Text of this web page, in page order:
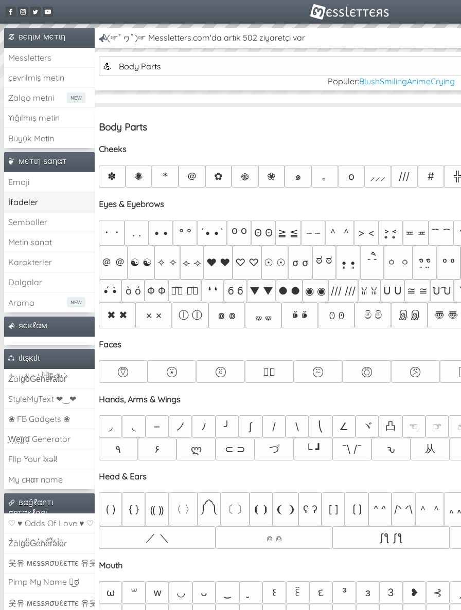
вєηιм мєтιη
Messletters
çevrilmiş metin
Zalgo metni
Yığılmış metin
Büyük Metin
мєтιη ѕαηαт
Emoji
İfadeler
Semboller
Metin sanat
Karakterler
Dalgalar
Arama
яєкℓαм
ιlιşкιlι
Z̾̽ảlg̀͐ͭ̽oͧG̀e̒̃nͪȅͪͫ̏̐r͌̑á͑t͌̑͛o̊r̓̐
StyleMyText ❤‿❤
❀ FB Gadgets ❀
͕͗W͕͕͗͗e͕͕͗͗i͕͕͗͗r͕͗d͕͗ Generator
Flip Your ʇxəʇ!
My cнαт name
вαğℓαηтı
σятαкℓαяı
♡ ♥ Odds Of Love ♥ ♡
Z̾ảlg̀͐oͧG̀e̒̃nȅ̐r͌̑á͑t͛o̊r
웃유 мєѕѕяσυℓєттє 유웃
Pimp My Name ಠ͜ಠ
웃유 мєѕѕяσυℓєттє 유웃
(☞ﾟヮﾟ)☞ Messletters.com'da artık 502 ziyaretçi var
💪
Body Parts
Popüler:BlushSmilingAnimeCrying
Body Parts
Cheeks
✽ ✺ * ＠ ✿ ֎ ❀ ๑ ｡ o ⸝⸝⸝ /// # ╬
Eyes & Eyebrows
・・ . . • • ° ° ´• •` ꧆ ꧆ ʘ ʘ ≧ ≦ – – ＾ ＾ > < ˃̣̣̥ ˂̣̣̥ ≖ ≖ ⁀ ⁀
＠ ＠ ☯ ☯ ✧ ✧ ⟣ ⟢ ♥ ♥ ♡ ♡ ☉ ☉ σ σ ಠ ಠ •͈ •͈ -ཻ -ཻ ㆁ ㆁ ᵒ̤̑ ᵒ̤̑ º º
•́ •̀ ò ó Φ Φ ꏿ᷅॓ ꏿ᷄॔ ❛ ❛ б б ▼ ▼ ● ● ◉ ◉ /// /// ꈍ ꈍ ᑌ ᑌ ≅ ≅ ͡U ͡U
✖ ✖
× × ⓛ ⓛ ៙ ៙ 🝦 🝦 ⁍̴̆ ⁍̴̆ ꏿ ꏿ මි මි இ இ 〠 〠
Faces
⍢⃝ ⍣⃝ ⍤⃝ ∵⃝ ⍨⃝ ⍥⃝ ⍩⃝
Hands, Arms & Wings
◞ ◟ – ノ ﾉ ╯ ∫ / \ ⎝ ∠ ヾ 凸 ☜︎ ☞︎
٩
۶ ლ ⊂ ⊃ づ └ ┛ ¯\ /¯ ԅ 从
Head & Ears
( ) { } ⸨ ⸩ 〈 〉 ༼ ༽ 〔 〕 ⦗ ⦘ ❨ ❩ ʕ ʔ [ ] ⟮ ⟯ ^ ^ /ᐠ ᐟ\ ＾ ＾ ៱ ៱
／ ＼ ⍝ ⍝ ʃƪ ʃƪ
Mouth
ω ꒳ w ◡ ᴗ ꒰ ꏁ દ ³ з 3 ❥ ⊰